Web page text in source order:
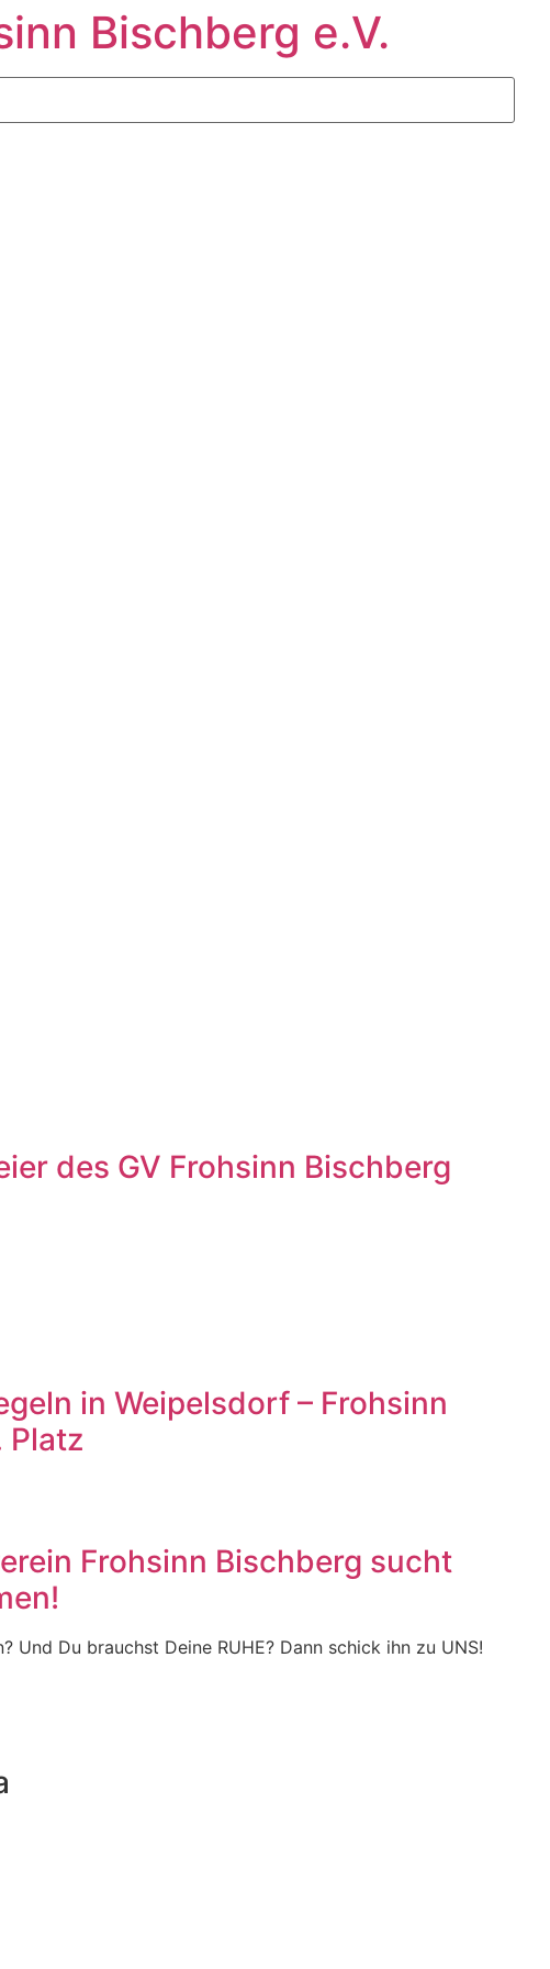
Bischberg e.V.
des GV Frohsinn Bischberg
in Weipelsdorf – Frohsinn
Platz
Frohsinn Bischberg sucht
Und Du brauchst Deine RUHE? Dann schick ihn zu UNS!